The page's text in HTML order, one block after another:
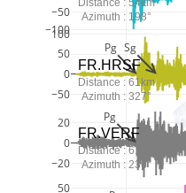
50
−20
0
20
−50
0
50
100
−100
−50
Pg
Pg Sg
FR.VERF
Distance : 61km
Azimuth : 236°
FR.HRSF
Distance : 61km
Azimuth : 327°
Distance : 54km
Azimuth : 198°